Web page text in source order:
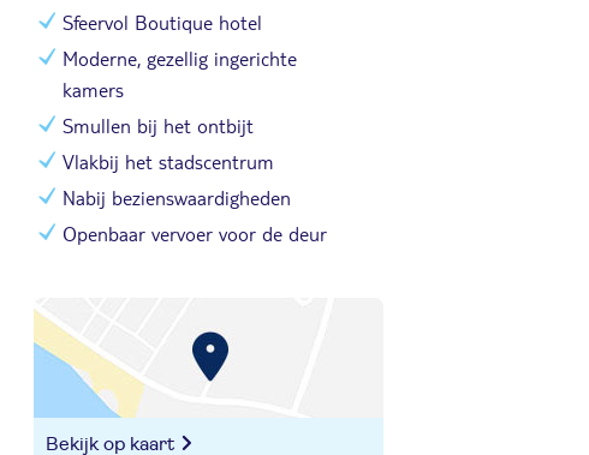
Sfeervol Boutique hotel
Moderne, gezellig ingerichte
kamers
Smullen bij het ontbijt
Vlakbij het stadscentrum
Nabij bezienswaardigheden
Openbaar vervoer voor de deur
Bekijk op kaart